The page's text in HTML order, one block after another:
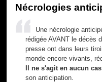
Nécrologies
Une nécrologie
rédigée AVANT le décès
presse ont dans leurs
monde encore vivants,
Il ne s'agit en aucun
son anticipation.